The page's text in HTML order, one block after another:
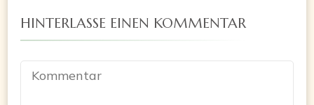
HINTERLASSE EINEN KOMMENTAR